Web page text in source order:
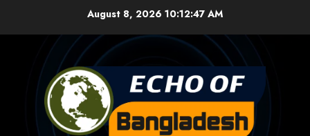
August 8, 2026 10:12:47 AM